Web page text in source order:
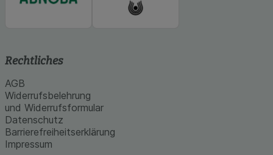
Rechtliches
AGB
Widerrufsbelehrung
und Widerrufsformular
Datenschutz
Barrierefreiheitserklärung
Impressum